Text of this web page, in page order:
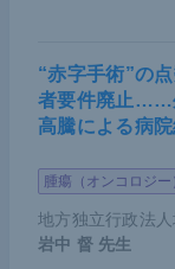
“赤字手術”の
者要件廃止……
高騰による病
腫瘍（オンコロジ
地方独立行政法
岩中 督 先生